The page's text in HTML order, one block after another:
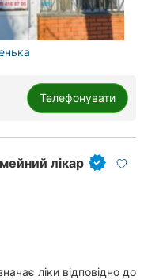
Телефонувати
лікар
ліки відповідно до